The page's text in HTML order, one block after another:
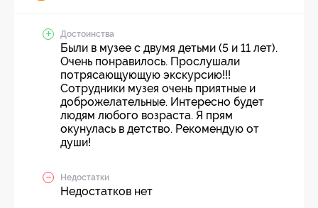
Достоинства
Были в музее с двумя детьми (5 и 11 лет).
Очень понравилось. Прослушали
потрясающующую экскурсию!!!
Сотрудники музея очень приятные и
доброжелательные. Интересно будет
людям любого возраста. Я прям
окунулась в детство. Рекомендую от
души!
Недостатки
Недостатков нет